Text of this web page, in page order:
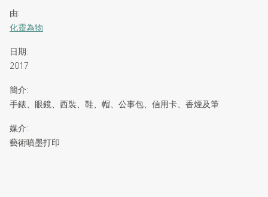
由:
化靈為物
日期:
2017
簡介:
手錶、眼鏡、西裝、鞋、帽、公事包、信用卡、香煙及筆
媒介:
藝術噴墨打印